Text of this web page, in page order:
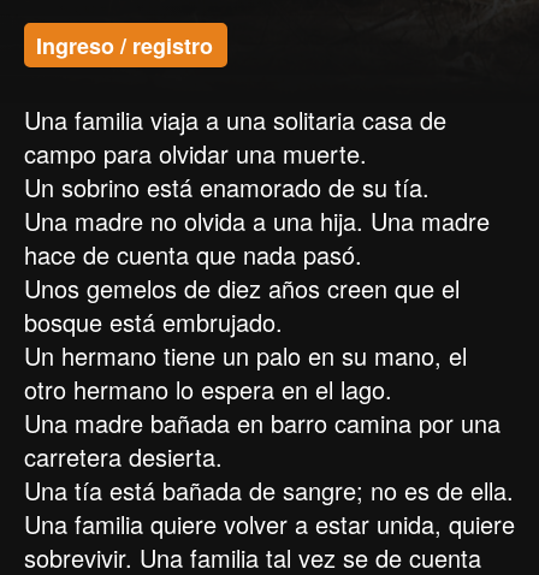
Ingreso / registro
Una familia viaja a una solitaria casa de
campo para olvidar una muerte.
Un sobrino está enamorado de su tía.
Una madre no olvida a una hija. Una madre
hace de cuenta que nada pasó.
Unos gemelos de diez años creen que el
bosque está embrujado.
Un hermano tiene un palo en su mano, el
otro hermano lo espera en el lago.
Una madre bañada en barro camina por una
carretera desierta.
Una tía está bañada de sangre; no es de ella.
Una familia quiere volver a estar unida, quiere
sobrevivir. Una familia tal vez se de cuenta